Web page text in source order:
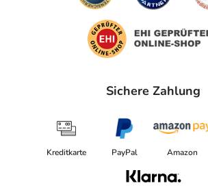
Sichere Zahlung
Kreditkarte PayPal Amazon